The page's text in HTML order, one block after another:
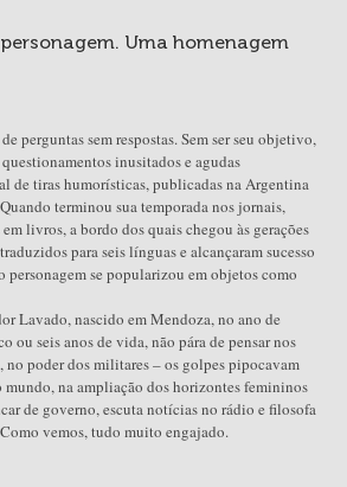
Uma homenagem
perguntas sem respostas. Sem ser seu objetivo,
inusitados e agudas
de tiras humorísticas, publicadas na Argentina
terminou sua temporada nos jornais,
livros, a bordo dos quais chegou às gerações
para seis línguas e alcançaram sucesso
se popularizou em objetos como
Lavado, nascido em Mendoza, no ano de
ou seis anos de vida, não pára de pensar nos
poder dos militares – os golpes pipocavam
na ampliação dos horizontes femininos
de governo, escuta notícias no rádio e filosofa
vemos, tudo muito engajado.